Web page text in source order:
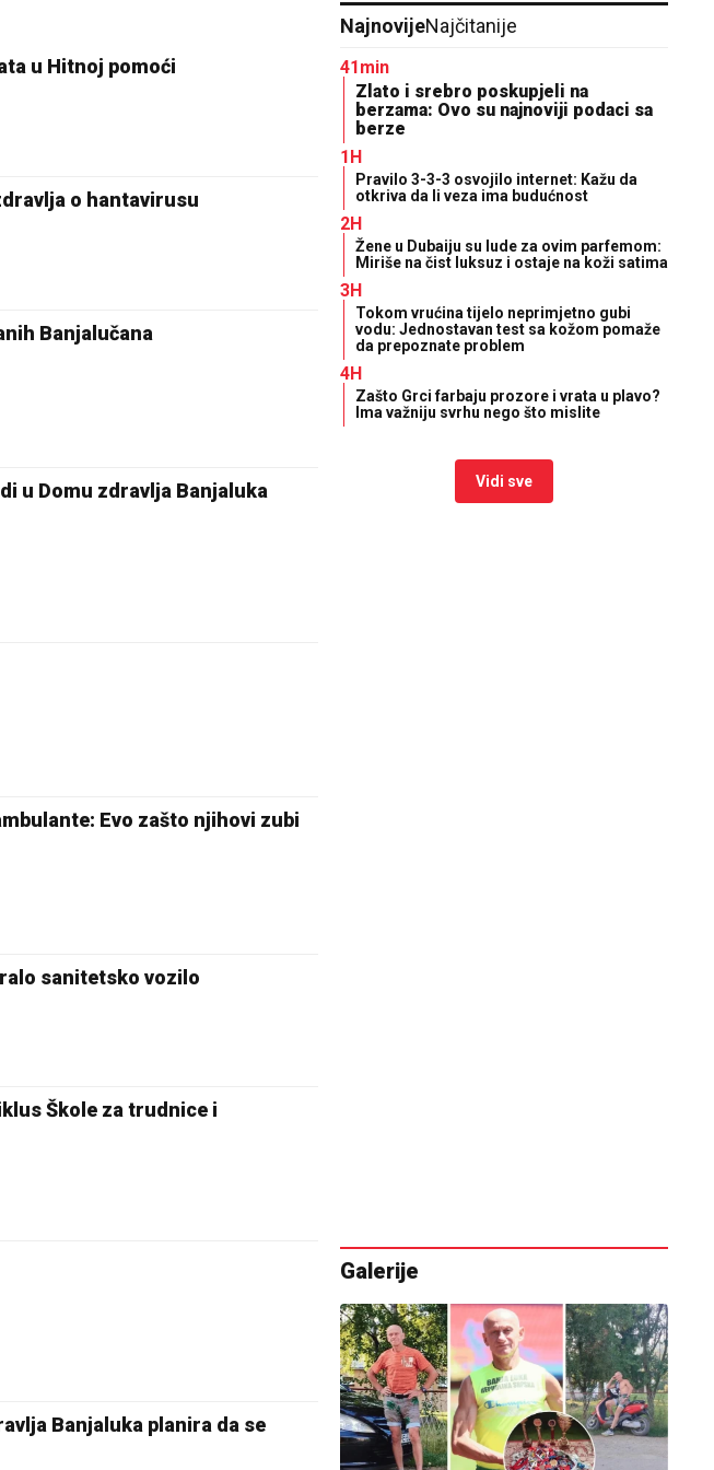
u Hitnoj pomoći
o hantavirusu
Banjalučana
u Domu zdravlja Banjaluka
Evo zašto njihovi zubi
sanitetsko vozilo
Škole za trudnice i
Banjaluka planira da se
NajnovijeNajčitanije
41min
Zlato i srebro poskupjeli na
berzama: Ovo su najnoviji podaci sa
berze
1H
Pravilo 3-3-3 osvojilo internet: Kažu da
otkriva da li veza ima budućnost
2H
Žene u Dubaiju su lude za ovim parfemom:
Miriše na čist luksuz i ostaje na koži satima
3H
Tokom vrućina tijelo neprimjetno gubi
vodu: Jednostavan test sa kožom pomaže
da prepoznate problem
4H
Zašto Grci farbaju prozore i vrata u plavo?
Ima važniju svrhu nego što mislite
Vidi sve
Galerije